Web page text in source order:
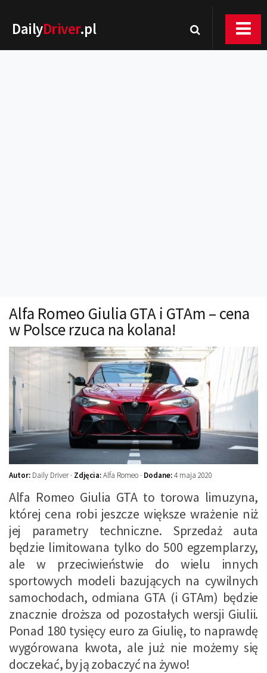
DailyDriver.pl
Technika jazdy
Oświetlenie
Kalkulatory
Przelicznik mocy
Auto z niemiec
Galerie
Alfa Romeo Giulia GTA i GTAm – cena
w Polsce rzuca na kolana!
Autor: Daily Driver · Zdjęcia:Alfa Romeo · Dodane:4 maja 2020
Alfa Romeo Giulia GTA to torowa limuzyna,
której cena robi jeszcze większe wrażenie niż
jej parametry techniczne. Sprzedaż auta
będzie limitowana tylko do 500 egzemplarzy,
ale w przeciwieństwie do wielu innych
sportowych modeli bazujących na cywilnych
samochodach, odmiana GTA (i GTAm) będzie
znacznie droższa od pozostałych wersji Giulii.
Ponad 180 tysięcy euro za Giulię, to naprawdę
wygórowana kwota, ale już nie możemy się
doczekać, by ją zobaczyć na żywo!